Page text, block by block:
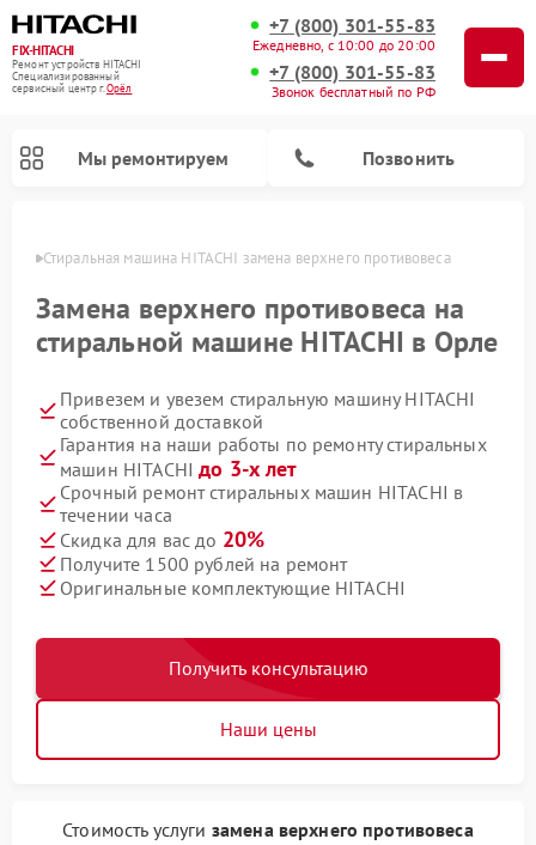
FIX-HITACHI
Ремонт устройств HITACHI
Специализированный
cервисный центр г.Орёл
+7 (800) 301-55-83
Ежедневно, с 10:00 до 20:00
+7 (800) 301-55-83
Звонок бесплатный по РФ
Мы ремонтируем Позвонить
Стиральная машина HITACHI замена верхнего противовеса
Замена верхнего противовеса на
стиральной машине HITACHI в Орле
Привезем и увезем стиральную машину HITACHI
собственной доставкой
Гарантия на наши работы по ремонту стиральных
машин HITACHIдо 3-х лет
Срочный ремонт стиральных машин HITACHI в
течении часа
Скидка для вас до 20%
Получите 1500 рублей на ремонт
Оригинальные комплектующие HITACHI
Получить консультацию
Наши цены
Стоимость услуги замена верхнего противовеса